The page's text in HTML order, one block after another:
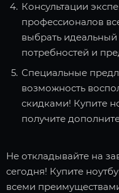
Консультации
профессионалов
выбрать
потребностей и
Специальные
возможность
скидками! Купите
получите
Не откладывайте на
сегодня! Купите
всеми